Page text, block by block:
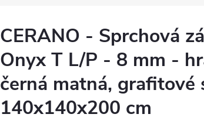
CERANO - Sprchová
Onyx T L/P - 8 mm -
černá matná, grafitové
140x140x200 cm